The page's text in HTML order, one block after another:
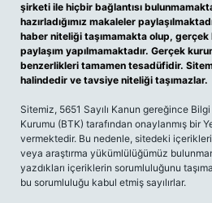
şirketi ile hiçbir bağlantısı
hazırladığımız makaleler
haber niteliği taşımamakta olup, gerçek
paylaşım yapılmamaktadır. Gerçek
benzerlikleri tamamen tesadüfidir.
halindedir ve tavsiye niteliği taşımazlar.
Sitemiz, 5651 Sayılı Kanun gereğince
Kurumu (BTK) tarafından onaylanmış bir
vermektedir. Bu nedenle, sitedeki
veya araştırma yükümlülüğümüz
yazdıkları içeriklerin sorumluluğunu
bu sorumluluğu kabul etmiş sayılırlar.